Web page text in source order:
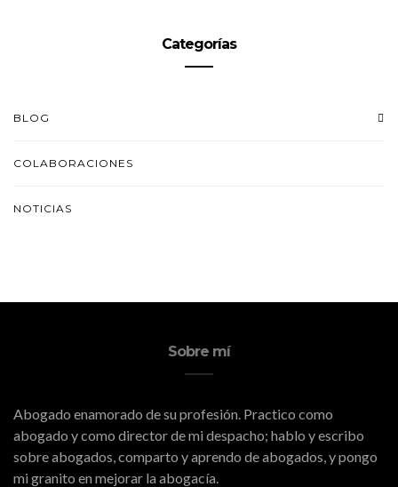
Categorías
BLOG
COLABORACIONES
NOTICIAS
Sobre mí
Abogado enamorado de su profesión. Practico como
abogado y como director de mi despacho; hablo y escribo
sobre abogados, comparto y aprendo de abogados, y pongo
mi granito en mejorar la abogacía.